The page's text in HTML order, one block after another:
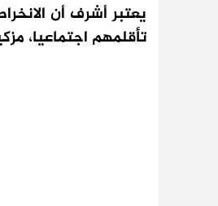
يعتبر أشرف أن
تأقلمهم اجتماعيا،